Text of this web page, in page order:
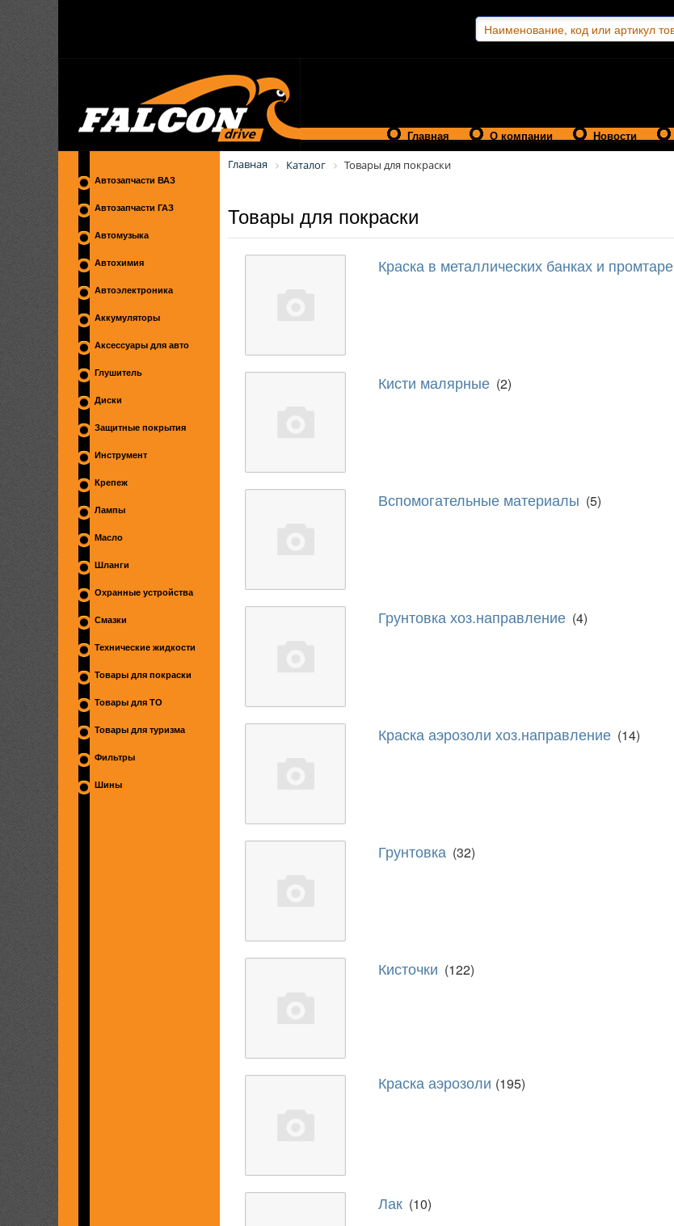
Главная О компании Новости
Автозапчасти ВАЗ
Автозапчасти ГАЗ
Автомузыка
Автохимия
Автоэлектроника
Аккумуляторы
Аксессуары для авто
Глушитель
Диски
Защитные покрытия
Инструмент
Крепеж
Лампы
Масло
Шланги
Охранные устройства
Смазки
Технические жидкости
Товары для покраски
Товары для ТО
Товары для туризма
Фильтры
Шины
Главная Каталог Товары для покраски
Товары для покраски
Краска в металлических банках и промтаре
Кисти малярные (2)
Вспомогательные материалы (5)
Грунтовка хоз.направление (4)
Краска аэрозоли хоз.направление (14)
Грунтовка (32)
Кисточки (122)
Краска аэрозоли (195)
Лак (10)